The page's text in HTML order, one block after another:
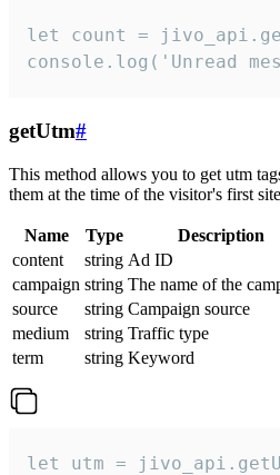
let count =
console.log('Unread
getUtm#
This method allows you to get utm
them at the time of the visitor's first
Name Type
Description
content
string Ad ID
campaign string The name of the
source
string Campaign source
medium
string Traffic type
term
string Keyword
let utm =